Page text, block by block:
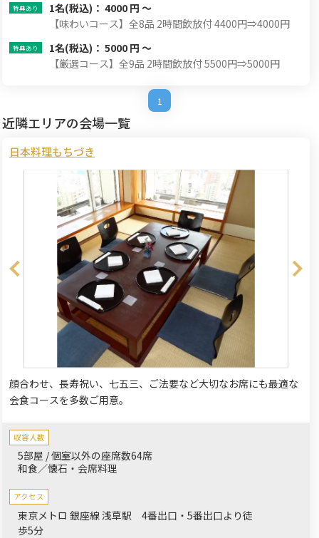
1名(税込)： 4000 円 ～
【味わいコース】全8品 2時間飲放付 4400円⇒4000円
1名(税込)： 5000 円 ～
【厳選コース】全9品 2時間飲放付 5500円⇒5000円
1
近隣エリアの会場一覧
日本料理もちづき
顔合わせ、長寿祝い、七五三、ご法要など大切なお席にも最適な
会食コースを多数ご用意。
収容人数
5部屋 / 個室以外の座席数64席
和食／懐石・会席料理
アクセス
東京メトロ 銀座線 浅草駅 4番出口・5番出口より徒
歩5分